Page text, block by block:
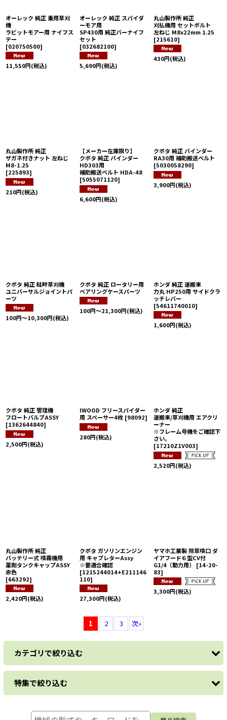
オーレック 純正 乗用草刈
機
ラビットモアー用 ナイフス
テー
[020750500]
11,550円(税込)
オーレック 純正 スパイダ
ーモア用
SP430用 純正バーナイフ
セット
[032682100]
5,690円(税込)
丸山製作所 純正
刈払機用 セットボルト
左ねじ M8x22mm 1.25
[215610]
430円(税込)
丸山製作所 純正
ザガネ付きナット 左ねじ
M8-1.25
[225893]
210円(税込)
【メーカー在庫限り】
クボタ 純正 バインダー
HD303用
補助搬送ベルト HDA-48
[5055071120]
6,600円(税込)
クボタ 純正 バインダー
RA30用 補助搬送ベルト
[5030058290]
3,900円(税込)
クボタ 純正 畦畔草刈機
ユニバーサルジョイントパ
ーツ
100円～10,300円(税込)
クボタ 純正 ロータリー用
ベアリングケースパーツ
100円～21,300円(税込)
ホンダ 純正 運搬車
力丸 HP250用 サイドクラ
ッチレバー
[54611740010]
1,600円(税込)
クボタ 純正 管理機
フロートバルブASSY
[1362644840]
2,500円(税込)
IWOOD フリースパイダー
用 スペーサー4枚 [98092]
280円(税込)
ホンダ 純正
運搬車/草刈機用 エアクリ
ーナー
※フレーム号機をご確認下
さい。
[17210Z1V003]
2,520円(税込)
丸山製作所 純正
バッテリー式 噴霧機用
薬剤タンクキャップASSY
赤色
[663292]
2,420円(税込)
クボタ ガソリンエンジン
用 キャブレターAssy
※要適合確認
[1215244014+E211146
110]
27,300円(税込)
ヤマホ工業製 除草噴口 ダ
イアフード６型CV付
G1/4（動力用）
[14-20-
83]
3,300円(税込)
1 2 3 次»
カテゴリで絞り込む
耕うん爪 トラクター用
特集で絞り込む
三陽金属